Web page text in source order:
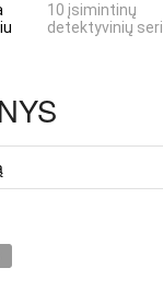
10 įsimintinų
detektyvinių